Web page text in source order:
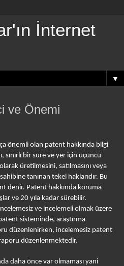
İnternet
▼
ve Önemi
önemli olan patent hakkında bilgi
sınırlı bir süre ve yer için üçüncü
üretilmesini, satılmasını veya
tanınan tekel haklarıdır. Bu
denir. Patent hakkında koruma
ve 20 yıla kadar sürebilir.
ve incelemeli olmak üzere
sisteminde, araştırma
düzenlenirken, incelemesiz patent
düzenlenmektedir.
daha önce var olmaması yani